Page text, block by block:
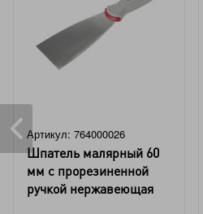
Артикул: 764000026
Шпатель малярный 60
мм с прорезиненной
ручкой нержавеющая